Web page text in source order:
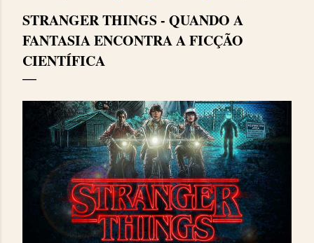
STRANGER THINGS - QUANDO A
FANTASIA ENCONTRA A FICÇÃO
CIENTÍFICA